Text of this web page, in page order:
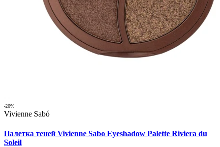
-20%
Vivienne Sabó
Палетка теней Vivienne Sabo Eyeshadow Palette Riviera du
Soleil